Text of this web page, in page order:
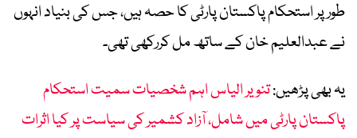
طور پر استحکام پاکستان پارٹی کا حصہ ہیں، جس کی بنیاد انہوں
نے عبدالعلیم خان کے ساتھ مل کررکھی تھی۔
یہ بھی پڑھیں:تنویر الیاس اہم شخصیات سمیت استحکام
پاکستان پارٹی میں شامل، آزاد کشمیر کی سیاست پر کیا اثرات